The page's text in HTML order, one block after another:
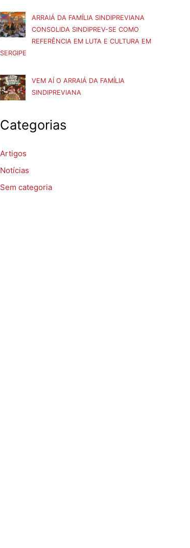
ARRAIÁ DA FAMÍLIA SINDIPREVIANA
CONSOLIDA SINDIPREV-SE COMO
REFERÊNCIA EM LUTA E CULTURA EM
SERGIPE
VEM AÍ O ARRAIÁ DA FAMÍLIA
SINDIPREVIANA
Categorias
Artigos
Notícias
Sem categoria